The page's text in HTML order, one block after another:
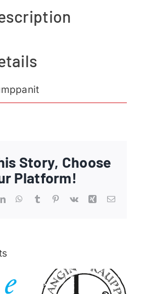
Story, Choose
Platform!
LinkedInWhatsApp
Tumblr Pinterest
Vk XingEmail